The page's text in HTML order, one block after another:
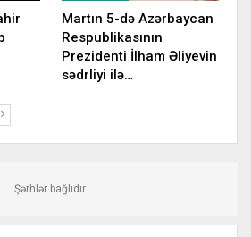
Martın 5-də Azərbaycan
Respublikasının
Prezidenti İlham Əliyevin
sədrliyi ilə…
Şərhlər bağlıdır.